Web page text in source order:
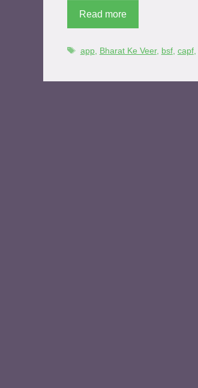
Read more
app, Bharat Ke Veer, bsf, capf,